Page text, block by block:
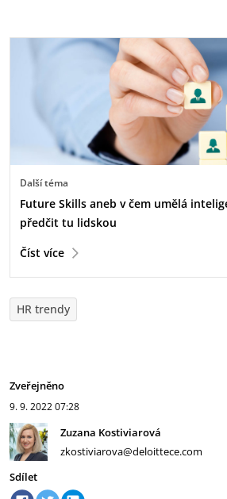
Další téma
Future Skills aneb v čem umělá
předčit tu lidskou
Číst více
HR trendy
Zveřejněno
9. 9. 202207:28
Zuzana Kostiviarová
zkostiviarova@deloittece.com
Sdílet